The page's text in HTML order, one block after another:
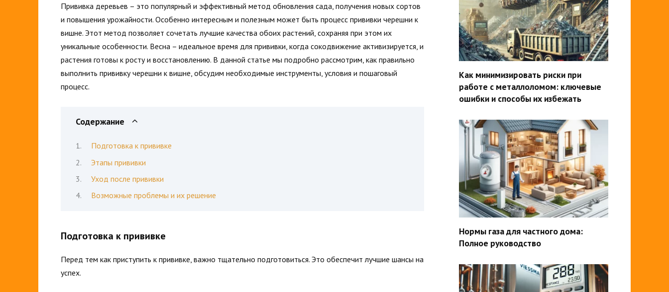
Прививка деревьев – это популярный и эффективный метод обновления сада, получения новых сортов
и повышения урожайности. Особенно интересным и полезным может быть процесс прививки черешни к
вишне. Этот метод позволяет сочетать лучшие качества обоих растений, сохраняя при этом их
уникальные особенности. Весна – идеальное время для прививки, когда сокодвижение активизируется, и
растения готовы к росту и восстановлению. В данной статье мы подробно рассмотрим, как правильно
выполнить прививку черешни к вишне, обсудим необходимые инструменты, условия и пошаговый
процесс.
Содержание
Подготовка к прививке
Этапы прививки
Уход после прививки
Возможные проблемы и их решение
Подготовка к прививке
Перед тем как приступить к прививке, важно тщательно подготовиться. Это обеспечит лучшие шансы на
успех.
Как минимизировать риски при
работе с металлоломом: ключевые
ошибки и способы их избежать
Нормы газа для частного дома:
Полное руководство